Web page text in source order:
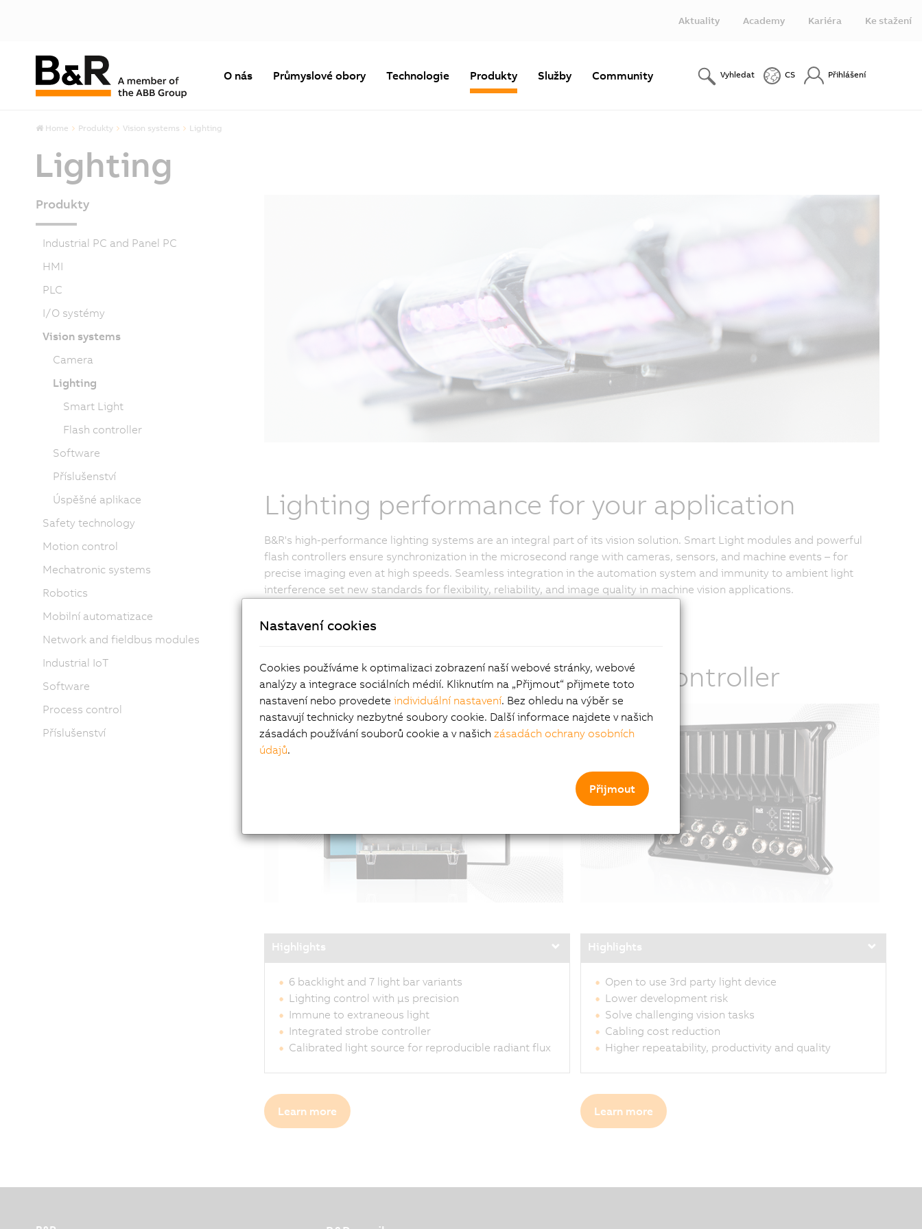
Aktuality Academy Kariéra Ke stažení
O nás Průmyslové obory Technologie Produkty Služby Community Vyhledat CS Přihlášení
Home Produkty Vision systems Lighting
Lighting
Lighting performance for your application
B&R's high-performance lighting systems are an integral part of its vision solution. Smart Light modules and powerful
flash controllers ensure synchronization in the microsecond range with cameras, sensors, and machine events – for
precise imaging even at high speeds. Seamless integration in the automation system and immunity to ambient light
interference set new standards for flexibility, reliability, and image quality in machine vision applications.
Smart Light
Highlights
6 backlight and 7 light bar variants
Lighting control with µs precision
Immune to extraneous light
Integrated strobe controller
Calibrated light source for reproducible radiant flux
Learn more
Flash Controller
Highlights
Open to use 3rd party light device
Lower development risk
Solve challenging vision tasks
Cabling cost reduction
Higher repeatability, productivity and quality
Learn more
Produkty
Industrial PC and Panel PC
HMI
PLC
I/O systémy
Vision systems
Camera
Lighting
Smart Light
Flash controller
Software
Příslušenství
Úspěšné aplikace
Safety technology
Motion control
Mechatronic systems
Robotics
Mobilní automatizace
Network and fieldbus modules
Industrial IoT
Software
Process control
Příslušenství
Nastavení cookies
Cookies používáme k optimalizaci zobrazení naší webové stránky, webové
analýzy a integrace sociálních médií. Kliknutím na „Přijmout“ přijmete toto
nastavení nebo provedete individuální nastavení. Bez ohledu na výběr se
nastavují technicky nezbytné soubory cookie. Další informace najdete v našich
zásadách používání souborů cookie a v našich zásadách ochrany osobních
údajů.
Přijmout